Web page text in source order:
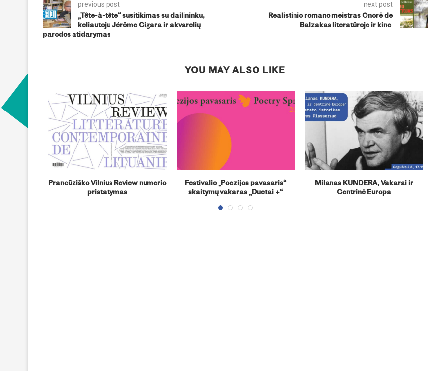
previous post
„Tête-à-tête“ susitikimas su dailininku,
keliautoju Jérôme Cigara ir akvarelių
parodos atidarymas
next post
Realistinio romano meistras Onorė de
Balzakas literatūroje ir kine
YOU MAY ALSO LIKE
Prancūziško Vilnius Review numerio
pristatymas
Festivalio „Poezijos pavasaris“
skaitymų vakaras „Duetai +“
Milanas KUNDERA, Vakarai ir
Centrinė Europa